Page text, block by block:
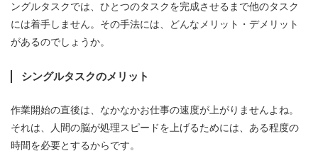
ングルタスクでは、ひとつのタスクを完成させるまで他のタスク
には着手しません。その手法には、どんなメリット・デメリット
があるのでしょうか。
シングルタスクのメリット
作業開始の直後は、なかなかお仕事の速度が上がりませんよね。
それは、人間の脳が処理スピードを上げるためには、ある程度の
時間を必要とするからです。